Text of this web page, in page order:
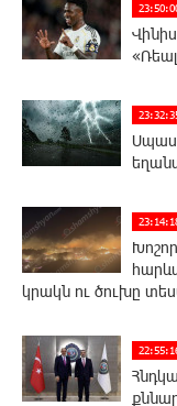
կրակն ու ծուխը